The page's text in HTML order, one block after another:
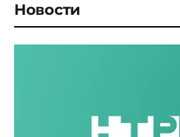
Новости